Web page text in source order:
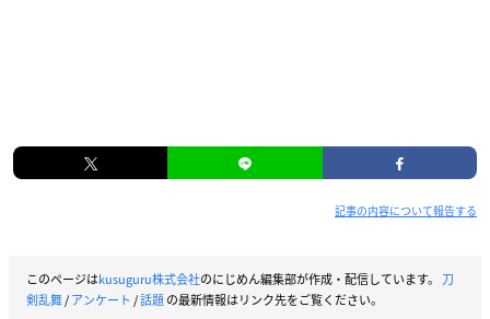
記事の内容について報告する
このページはkusuguru株式会社のにじめん編集部が作成・配信しています。 刀
剣乱舞/アンケート /話題の最新情報はリンク先をご覧ください。